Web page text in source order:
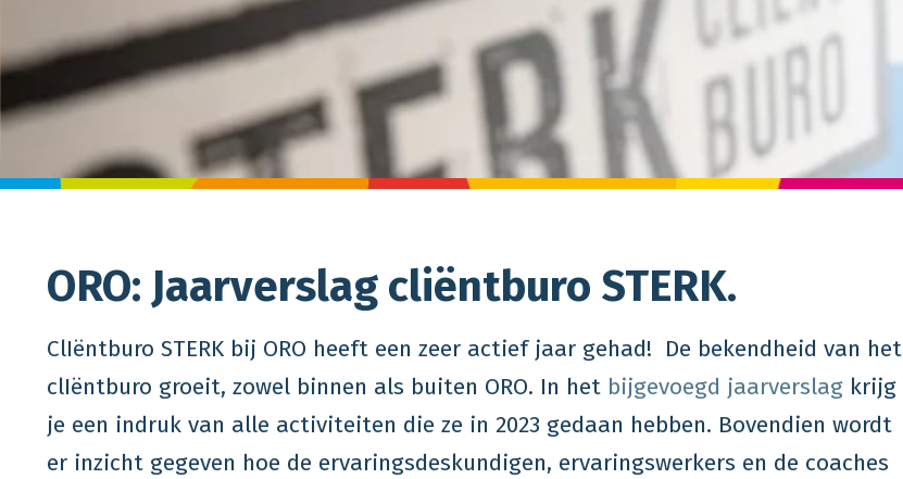
ORO: Jaarverslag cliëntburo STERK.
ClIëntburo STERK bij ORO heeft een zeer actief jaar gehad! De bekendheid van het
clIëntburo groeit, zowel binnen als buiten ORO. In het bijgevoegd jaarverslag krijg
je een indruk van alle activiteiten die ze in 2023 gedaan hebben. Bovendien wordt
er inzicht gegeven hoe de ervaringsdeskundigen, ervaringswerkers en de coaches